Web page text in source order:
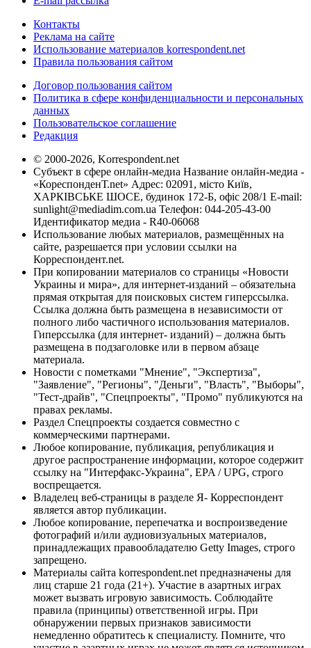
Контакты
Реклама на сайте
Использование материалов korrespondent.net
Правила пользования сайтом
Договор пользования сайтом
Политика в сфере конфиденциальности и персональных
данных
Пользовательское соглашение
Редакция
© 2000-2026, Korrespondent.net
Субъект в сфере онлайн-медиа Название онлайн-медиа -
«КореспонденТ.net» Адрес: 02091, місто Київ,
ХАРКІВСЬКЕ ШОСЕ, будинок 172-Б, офіс 208/1 E-mail:
sunlight@mediadim.com.ua Телефон: 044-205-43-00
Идентификатор медиа - R40-06068
Использование любых материалов, размещённых на
сайте, разрешается при условии ссылки на
Корреспондент.net.
При копировании материалов со страницы «Новости
Украины и мира», для интернет-изданий – обязательна
прямая открытая для поисковых систем гиперссылка.
Ссылка должна быть размещена в независимости от
полного либо частичного использования материалов.
Гиперссылка (для интернет- изданий) – должна быть
размещена в подзаголовке или в первом абзаце
материала.
Новости с пометками "Мнение", "Экспертиза",
"Заявление", "Регионы", "Деньги", "Власть", "Выборы",
"Тест-драйв", "Спецпроекты", "Промо" публикуются на
правах рекламы.
Раздел Спецпроекты создается совместно с
коммерческими партнерами.
Любое копирование, публикация, републикация и
другое распространение информации, которое содержит
ссылку на "Интерфакс-Украина", EPA / UPG, строго
воспрещается.
Владелец веб-страницы в разделе Я- Корреспондент
является автор публикации.
Любое копирование, перепечатка и воспроизведение
фотографий и/или аудиовизуальных материалов,
принадлежащих правообладателю Getty Images, строго
запрещено.
Материалы сайта korrespondent.net предназначены для
лиц старше 21 года (21+). Участие в азартных играх
может вызвать игровую зависимость. Соблюдайте
правила (принципы) ответственной игры. При
обнаружении первых признаков зависимости
немедленно обратитесь к специалисту. Помните, что